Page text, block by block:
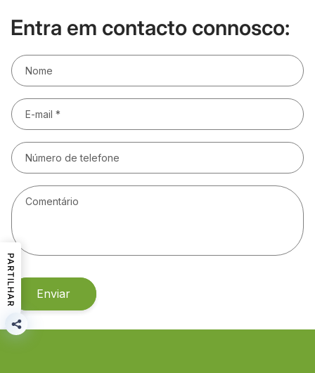
Entra em contacto connosco:
Nome
E-mail *
Número de telefone
Comentário
Enviar
PARTILHAR